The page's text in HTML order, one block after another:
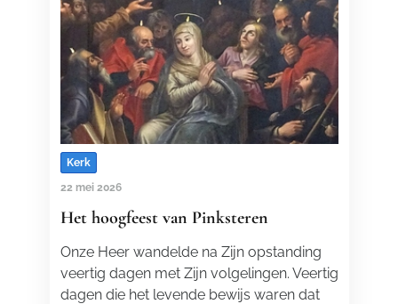
Kerk
22 mei 2026
Het hoogfeest van Pinksteren
Onze Heer wandelde na Zijn opstanding
veertig dagen met Zijn volgelingen. Veertig
dagen die het levende bewijs waren dat